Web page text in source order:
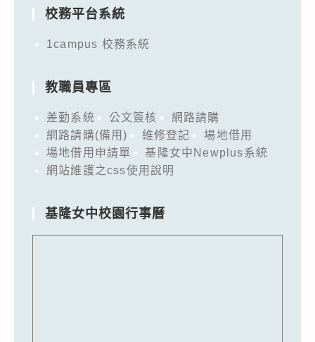
校務平台系統
1campus 校務系統
教職員專區
差勤系統 公文簽核
網路請購
網路請購(備用)
維修登記
場地借用
場地借用申請單
基隆女中Newplus系統
網站維護之css使用說明
基隆女中校園行事曆